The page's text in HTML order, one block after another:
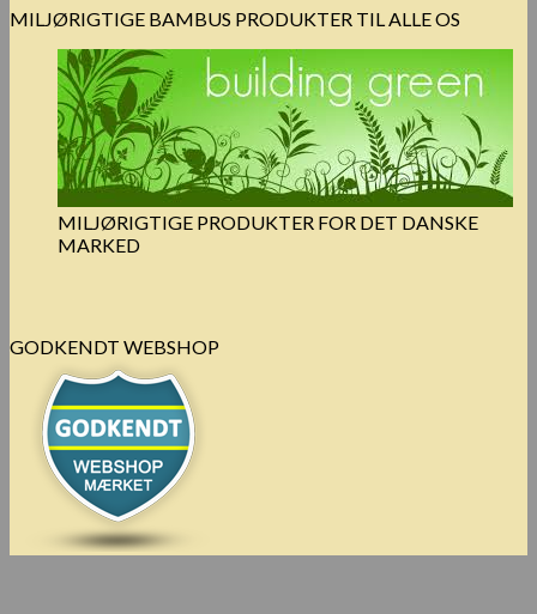
MILJØRIGTIGE BAMBUS PRODUKTER TIL ALLE OS
MILJØRIGTIGE PRODUKTER FOR DET DANSKE
MARKED
GODKENDT WEBSHOP